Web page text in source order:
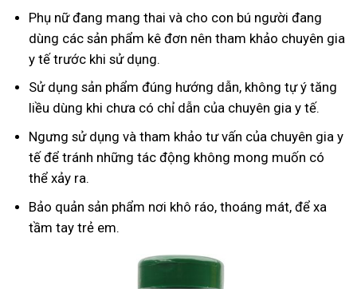
Phụ nữ đang mang thai và cho con bú người đang
dùng các sản phẩm kê đơn nên tham khảo chuyên gia
y tế trước khi sử dụng.
Sử dụng sản phẩm đúng hướng dẫn, không tự ý tăng
liều dùng khi chưa có chỉ dẫn của chuyên gia y tế.
Ngưng sử dụng và tham khảo tư vấn của chuyên gia y
tế để tránh những tác động không mong muốn có
thể xảy ra.
Bảo quản sản phẩm nơi khô ráo, thoáng mát, để xa
tầm tay trẻ em.